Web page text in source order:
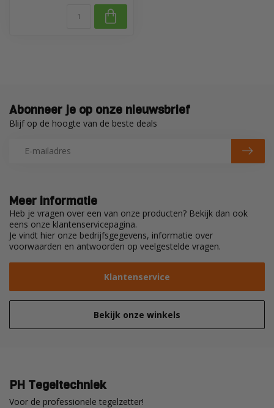
Meer informatie
Heb je vragen over een van onze producten? Bekijk dan ook
eens onze klantenservicepagina.
Je vindt hier onze bedrijfsgegevens, informatie over
voorwaarden en antwoorden op veelgestelde vragen.
Klantenservice
Bekijk onze winkels
Abonneer je op onze nieuwsbrief
Blijf op de hoogte van de beste deals
PH Tegeltechniek
Voor de professionele tegelzetter!